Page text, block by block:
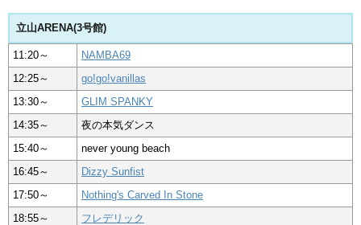
立山ARENA(3号館)
11:20～
NAMBA69
12:25～
go!go!vanillas
13:30～
GLIM SPANKY
14:35～
夜の本気ダンス
15:40～
never young beach
16:45～
Dizzy Sunfist
17:50～
Nothing's Carved In Stone
18:55～
フレデリック